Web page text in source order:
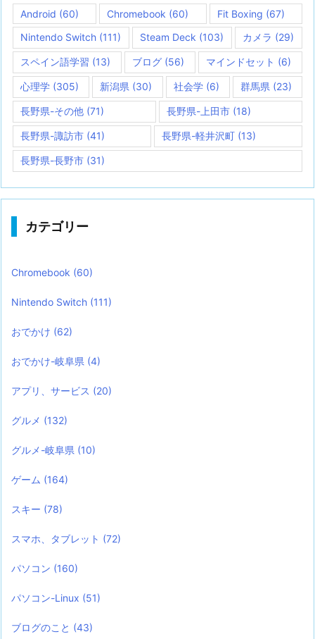
Android (60) Chromebook (60) Fit Boxing (67)
Nintendo Switch (111) Steam Deck (103) カメラ (29)
スペイン語学習 (13) ブログ (56) マインドセット (6)
心理学 (305) 新潟県 (30) 社会学(6) 群馬県 (23)
長野県-その他 (71) 長野県-上田市(18)
長野県-諏訪市 (41) 長野県-軽井沢町 (13)
長野県-長野市 (31)
カテゴリー
Chromebook (60)
Nintendo Switch (111)
おでかけ (62)
おでかけ-岐阜県 (4)
アプリ、サービス (20)
グルメ (132)
グルメ-岐阜県 (10)
ゲーム (164)
スキー (78)
スマホ、タブレット (72)
パソコン (160)
パソコン-Linux (51)
ブログのこと (43)